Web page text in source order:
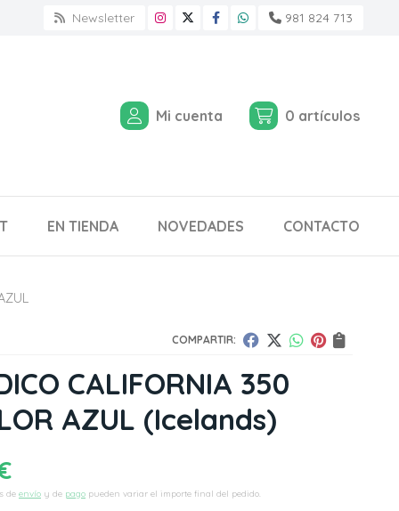
Newsletter 981 824 713
Mi cuenta 0 artículos
EN TIENDA NOVEDADES CONTACTO
COMPARTIR:
CALIFORNIA 350
AZUL (Icelands)
de envío y de pago pueden variar el importe final del pedido.